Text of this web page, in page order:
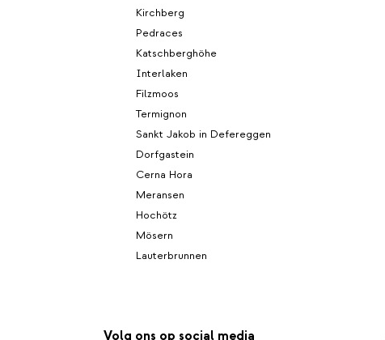
Kirchberg
Pedraces
Katschberghöhe
Interlaken
Filzmoos
Termignon
Sankt Jakob in Defereggen
Dorfgastein
Cerna Hora
Meransen
Hochötz
Mösern
Lauterbrunnen
Volg ons op social media